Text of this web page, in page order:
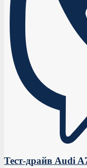
Тест-драйв Audi